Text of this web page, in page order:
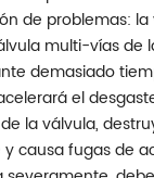
de problemas: la
multi-vías de
demasiado
el
la válvula,
causa fugas de